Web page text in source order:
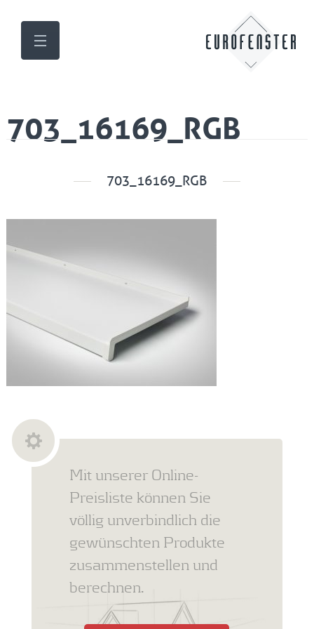
703_16169_RGB
703_16169_RGB
Mit unserer Online-
Preisliste können Sie
völlig unverbindlich die
gewünschten Produkte
zusammenstellen und
berechnen.